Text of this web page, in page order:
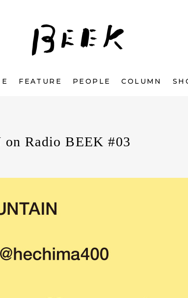
FEATURE PEOPLE COLUMN
Radio BEEK #03